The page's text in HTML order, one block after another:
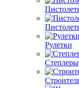
Рулетки
Степлеры